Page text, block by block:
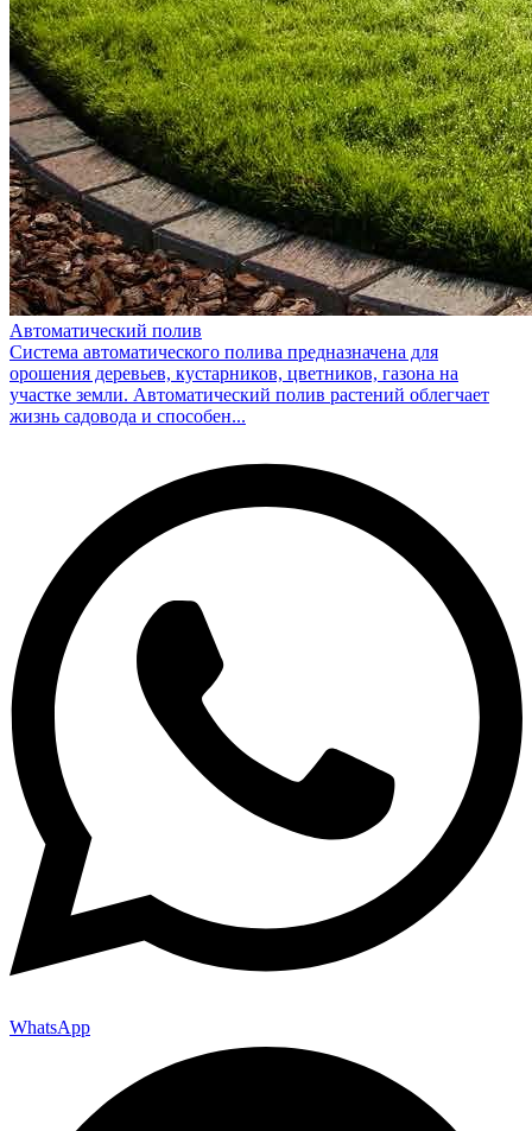
Автоматический полив
Система автоматического полива предназначена для
орошения деревьев, кустарников, цветников, газона на
участке земли. Автоматический полив растений облегчает
жизнь садовода и способен...
WhatsApp